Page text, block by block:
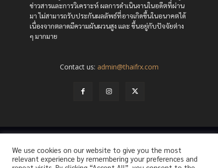
ข่าวสารและการวิเคราะห์ ผลการดำเนินงานในอดีตที่ผ่าน
มา ไม่สามารถรับประกันผลลัพธ์ที่อาจเกิดขึ้นในอนาคตได้
เนื่องจากตลาดมีความผันผวนสูง และ ขึ้นอยู่กับปัจจัยต่าง
ๆ มากมาย
Contact us: admin@thaifrx.com
HOME ANALYSIS BY THAIFRX NEWSTODAY
CRYPTO
KNOWLEDGE
We use cookies on our website to give you the most
relevant experience by remembering your preferences and